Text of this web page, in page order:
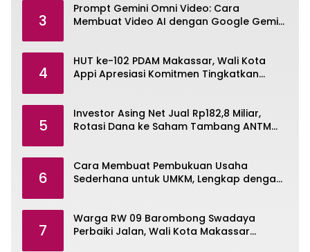
3
Prompt Gemini Omni Video: Cara
Membuat Video AI dengan Google Gemini
4
HUT ke-102 PDAM Makassar, Wali Kota
Appi Apresiasi Komitmen Tingkatkan
5
Investor Asing Net Jual Rp182,8 Miliar,
Rotasi Dana ke Saham Tambang ANTM
6
Cara Membuat Pembukuan Usaha
Sederhana untuk UMKM, Lengkap dengan
7
Warga RW 09 Barombong Swadaya
Perbaiki Jalan, Wali Kota Makassar